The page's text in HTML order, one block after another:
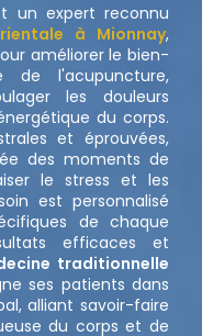
un expert reconnu
à Mionnay,
améliorer le bien-
l'acupuncture,
les douleurs
du corps.
et éprouvées,
des moments de
le stress et les
est personnalisé
de chaque
efficaces et
traditionnelle
ses patients dans
alliant savoir-faire
du corps et de